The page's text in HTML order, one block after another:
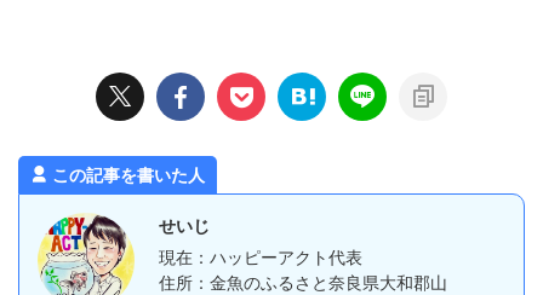
この記事を書いた人
せいじ
現在：ハッピーアクト代表
住所：金魚のふるさと奈良県大和郡山